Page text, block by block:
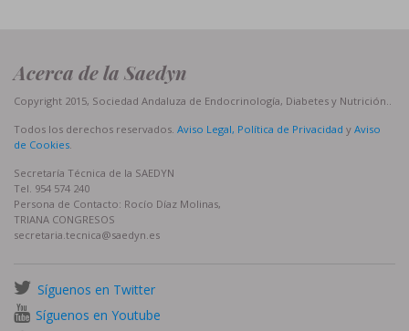
Acerca de la Saedyn
Copyright 2015, Sociedad Andaluza de Endocrinología, Diabetes y Nutrición..
Todos los derechos reservados. Aviso Legal, Política de Privacidad y Aviso
de Cookies.
Secretaría Técnica de la SAEDYN
Tel. 954 574 240
Persona de Contacto: Rocío Díaz Molinas,
TRIANA CONGRESOS
secretaria.tecnica@saedyn.es
Síguenos en Twitter
Síguenos en Youtube